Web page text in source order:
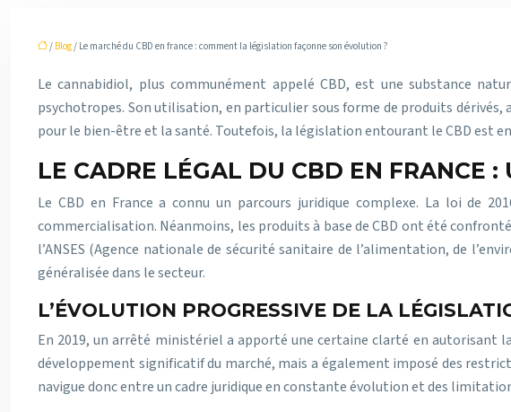
/ Blog/ Le marché du CBD en france : comment la législation façonne son évolution ?
Le cannabidiol, plus communément appelé CBD, est une substance
psychotropes. Son utilisation, en particulier sous forme de produits
pour le bien-être et la santé. Toutefois, la législation entourant le CBD est
LE CADRE LÉGAL DU CBD EN FRANCE :
Le CBD en France a connu un parcours juridique complexe. La loi de
commercialisation. Néanmoins, les produits à base de CBD ont été
l’ANSES (Agence nationale de sécurité sanitaire de l’alimentation, de
généralisée dans le secteur.
L’ÉVOLUTION PROGRESSIVE DE LA
En 2019, un arrêté ministériel a apporté une certaine clarté en autorisant
développement significatif du marché, mais a également imposé des
navigue donc entre un cadre juridique en constante évolution et des